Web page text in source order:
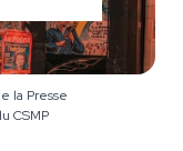
la Presse
CSMP